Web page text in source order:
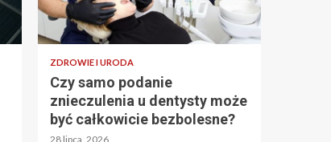
ZDROWIE I URODA
Czy samo podanie
znieczulenia u dentysty może
być całkowicie bezbolesne?
28 lipca, 2026